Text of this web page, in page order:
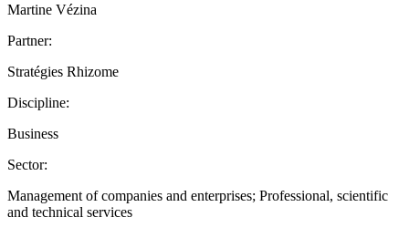
Martine Vézina
Partner:
Stratégies Rhizome
Discipline:
Business
Sector:
Management of companies and enterprises; Professional, scientific
and technical services